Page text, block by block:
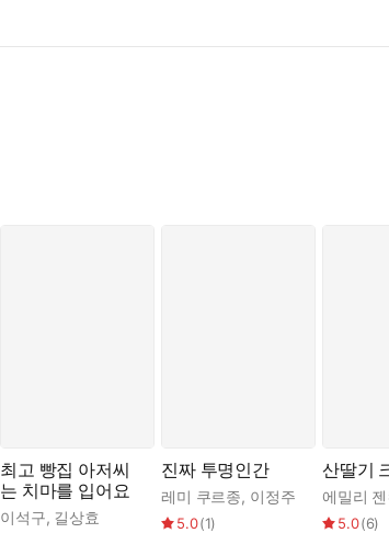
최고 빵집 아저씨
는 치마를 입어요
이석구, 길상효
진짜 투명인간
레미 쿠르종, 이정주
5.0(1)
산딸기
에밀리
5.0(6)